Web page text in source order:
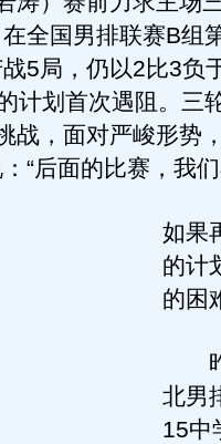
全国男排联赛B组
5局，仍以2比3负
计划首次遇阻。三
战，面对严峻形势
“后面的比赛，我
如果
的计
的困
昨
北男
15中